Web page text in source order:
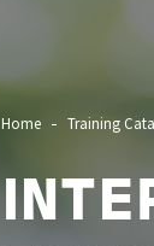
Home Training